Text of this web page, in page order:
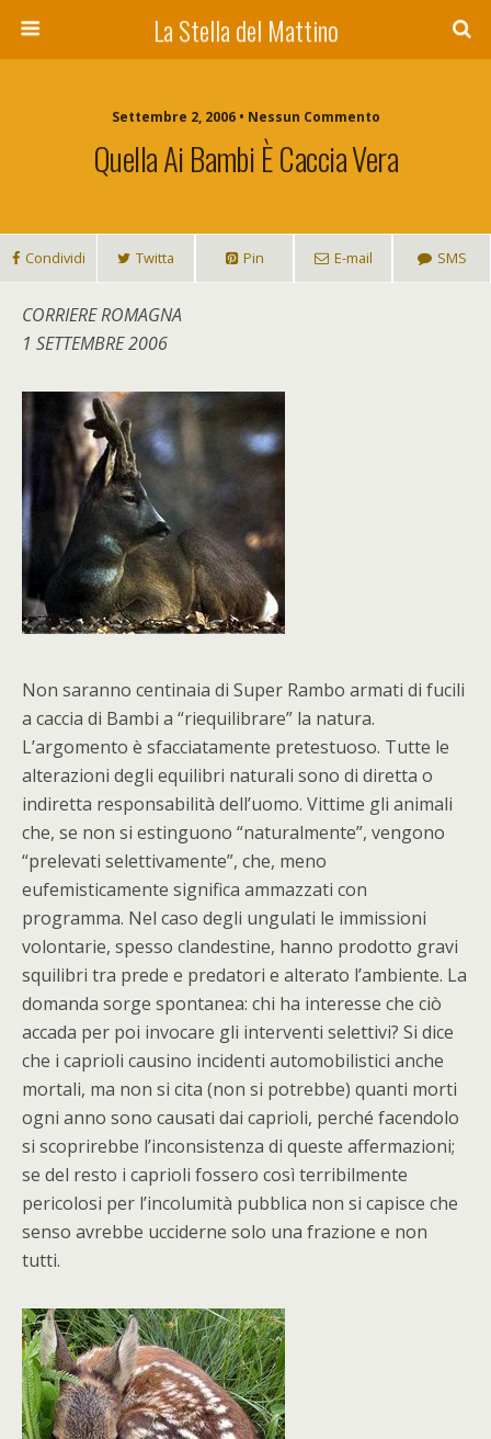
La Stella del Mattino
Settembre 2, 2006 • Nessun Commento
Quella Ai Bambi È Caccia Vera
Condividi Twitta Pin E-mail SMS
CORRIERE ROMAGNA
1 SETTEMBRE 2006
Non saranno centinaia di Super Rambo armati di fucili
a caccia di Bambi a “riequilibrare” la natura.
L’argomento è sfacciatamente pretestuoso. Tutte le
alterazioni degli equilibri naturali sono di diretta o
indiretta responsabilità dell’uomo. Vittime gli animali
che, se non si estinguono “naturalmente”, vengono
“prelevati selettivamente”, che, meno
eufemisticamente significa ammazzati con
programma. Nel caso degli ungulati le immissioni
volontarie, spesso clandestine, hanno prodotto gravi
squilibri tra prede e predatori e alterato l’ambiente. La
domanda sorge spontanea: chi ha interesse che ciò
accada per poi invocare gli interventi selettivi? Si dice
che i caprioli causino incidenti automobilistici anche
mortali, ma non si cita (non si potrebbe) quanti morti
ogni anno sono causati dai caprioli, perché facendolo
si scoprirebbe l’inconsistenza di queste affermazioni;
se del resto i caprioli fossero così terribilmente
pericolosi per l’incolumità pubblica non si capisce che
senso avrebbe ucciderne solo una frazione e non
tutti.